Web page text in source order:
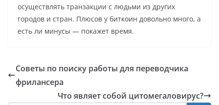
осуществлять транзакции с людьми из других
городов и стран. Плюсов у биткоин довольно много, а
есть ли минусы — покажет время.
Советы по поиску работы для переводчика
фрилансера
Что являет собой цитомегаловирус?